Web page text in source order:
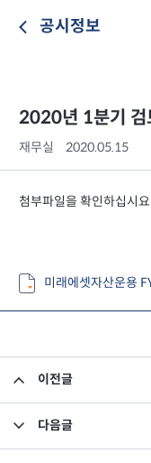
공시정보
2020년 1분기 검
재무실 2020.05.15
첨부파일을 확인하십시요
미래에셋자산운용
이전글
다음글